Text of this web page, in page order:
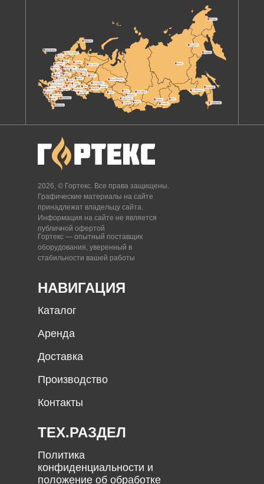
2026, © Гортекс. Все права защищены.
Графические материалы на сайте
принадлежат владельцу сайта.
Информация на сайте не является
публичной офертой
Гортекс — опытный поставщик
оборудования, уверенный в
стабильности вашей работы
НАВИГАЦИЯ
Каталог
Аренда
Доставка
Производство
Контакты
ТЕХ.РАЗДЕЛ
Политика
конфиденциальности и
положение об обработке